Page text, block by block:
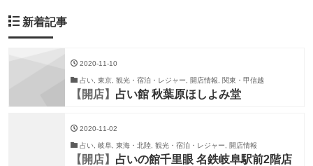
新着記事
2020-11-10
占い, 東京, 観光・宿泊・レジャー, 開店情報, 関東・甲信越
【開店】 占い館 秋葉原ほしよみ堂
2020-11-02
占い, 岐阜, 東海・北陸, 観光・宿泊・レジャー, 開店情報
【開店】 占いの館千里眼 名鉄岐阜駅前2階店